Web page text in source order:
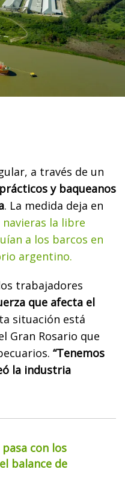
a través de un
y baqueanos
. La medida deja en
la libre
a los barcos en
argentino.
trabajadores
que afecta el
situación está
Gran Rosario que
“Tenemos
la industria
con los
balance de